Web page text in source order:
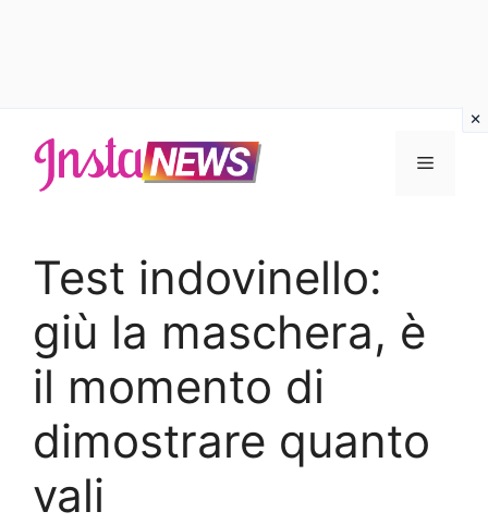
contenuto
Menu
Test indovinello:
giù la maschera, è
il momento di
dimostrare quanto
vali